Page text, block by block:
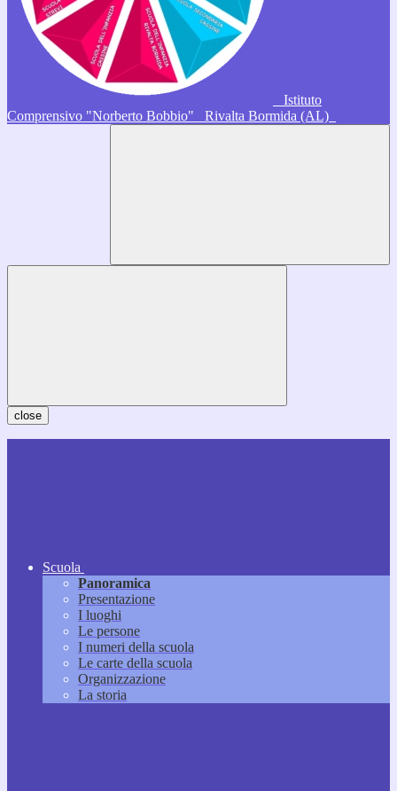
Istituto
Comprensivo "Norberto Bobbio"
Rivalta Bormida (AL)
close
Scuola
Panoramica
Presentazione
I luoghi
Le persone
I numeri della scuola
Le carte della scuola
Organizzazione
La storia